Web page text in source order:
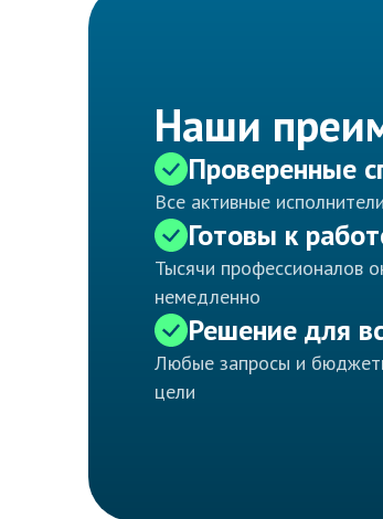
Наши
Проверенные
Все активные
Готовы к
Тысячи профессионалов
немедленно
Решение для
Любые запросы и
цели